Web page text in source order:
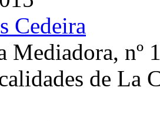
Cedeira
Mediadora, nº
de La